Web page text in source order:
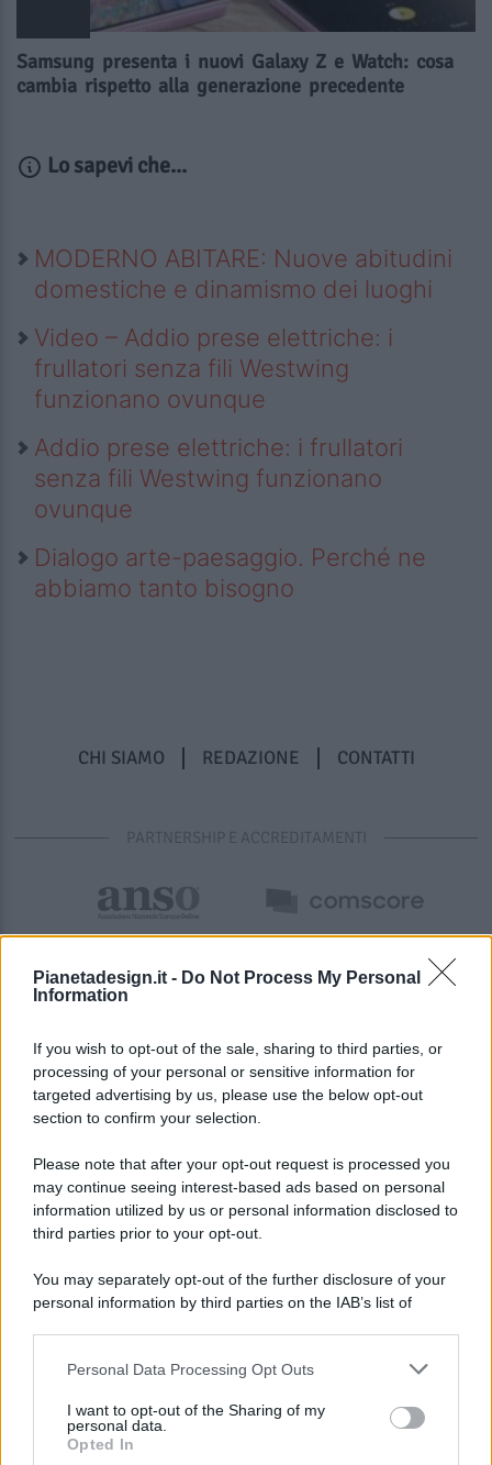
Pianetadesign.it - Do Not Process My Personal
Information
If you wish to opt-out of the sale, sharing to third parties, or
processing of your personal or sensitive information for
targeted advertising by us, please use the below opt-out
section to confirm your selection.
Please note that after your opt-out request is processed you
may continue seeing interest-based ads based on personal
information utilized by us or personal information disclosed to
third parties prior to your opt-out.
You may separately opt-out of the further disclosure of your
personal information by third parties on the IAB’s list of
This information may also be disclosed by us to third parties
disclose it to other third parties.
Personal Data Processing Opt Outs
I want to opt-out of the Sharing of my
personal data.
Opted In
Samsung presenta i nuovi Galaxy Z e Watch: cosa
cambia rispetto alla generazione precedente
Lo sapevi che...
MODERNO ABITARE: Nuove abitudini
domestiche e dinamismo dei luoghi
Video – Addio prese elettriche: i
frullatori senza fili Westwing
funzionano ovunque
Addio prese elettriche: i frullatori
senza fili Westwing funzionano
ovunque
Dialogo arte-paesaggio. Perché ne
abbiamo tanto bisogno
CHI SIAMO REDAZIONE CONTATTI
PARTNERSHIP E ACCREDITAMENTI
© 2026 - Pianeta Design - P.IVA 04827280654 - Testata
1336/2020
ISCRIZIONE AL ROC N. 35792 – ISCRITTA ALL’ANSO
(ASSOCIAZIONE NAZIONALE STAMPA ONLINE)
PREFERENZE PRIVACY
MAPPA DEL SITO